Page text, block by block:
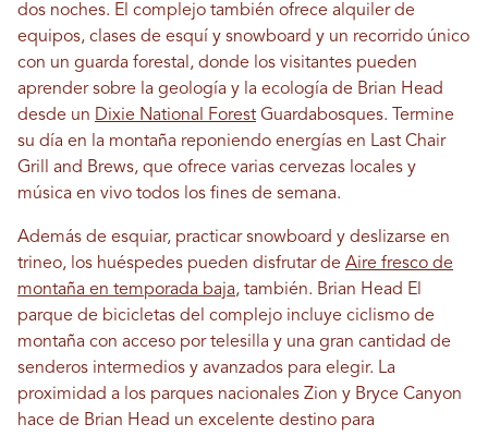
dos noches. El complejo también ofrece alquiler de
equipos, clases de esquí y snowboard y un recorrido único
con un guarda forestal, donde los visitantes pueden
aprender sobre la geología y la ecología de Brian Head
desde un Dixie National Forest Guardabosques. Termine
su día en la montaña reponiendo energías en Last Chair
Grill and Brews, que ofrece varias cervezas locales y
música en vivo todos los fines de semana.
Además de esquiar, practicar snowboard y deslizarse en
trineo, los huéspedes pueden disfrutar de Aire fresco de
montaña en temporada baja, también. Brian Head El
parque de bicicletas del complejo incluye ciclismo de
montaña con acceso por telesilla y una gran cantidad de
senderos intermedios y avanzados para elegir. La
proximidad a los parques nacionales Zion y Bryce Canyon
hace de Brian Head un excelente destino para